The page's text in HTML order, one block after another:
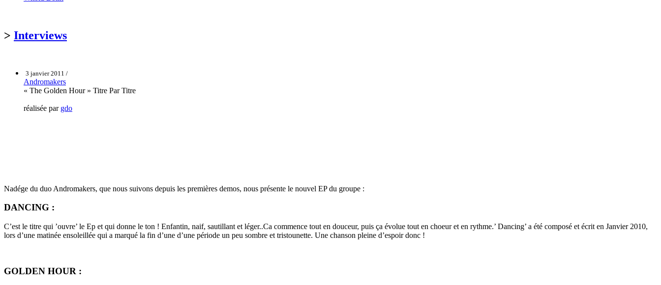
> Interviews
3 janvier 2011 /
Andromakers
« The Golden Hour » Titre Par Titre
réalisée par gdo
Nadége du duo Andromakers, que nous suivons depuis les premières demos, nous présente le nouvel EP du groupe :
DANCING :
C’est le titre qui ’ouvre’ le Ep et qui donne le ton ! Enfantin, naif, sautillant et léger..Ca commence tout en douceur, puis ça évolue tout en choeur et en rythme.’ Dancing’ a été composé et écrit en Janvier 2010,
lors d’une matinée ensoleillée qui a marqué la fin d’une d’une période un peu sombre et tristounette. Une chanson pleine d’espoir donc !
GOLDEN HOUR :